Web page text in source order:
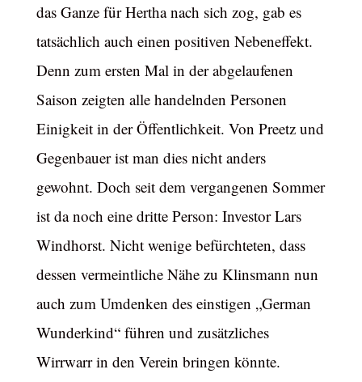
das Ganze für Hertha nach sich zog, gab es
tatsächlich auch einen positiven Nebeneffekt.
Denn zum ersten Mal in der abgelaufenen
Saison zeigten alle handelnden Personen
Einigkeit in der Öffentlichkeit. Von Preetz und
Gegenbauer ist man dies nicht anders
gewohnt. Doch seit dem vergangenen Sommer
ist da noch eine dritte Person: Investor Lars
Windhorst. Nicht wenige befürchteten, dass
dessen vermeintliche Nähe zu Klinsmann nun
auch zum Umdenken des einstigen „German
Wunderkind“ führen und zusätzliches
Wirrwarr in den Verein bringen könnte.